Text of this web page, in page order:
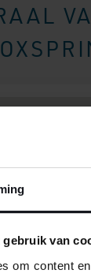
gebruik van
om content